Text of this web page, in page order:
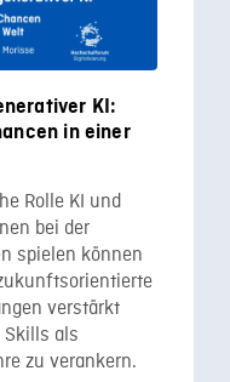
KI:
in einer
Rolle KI und
bei der
spielen können
verstärkt
Skills als
zu verankern.